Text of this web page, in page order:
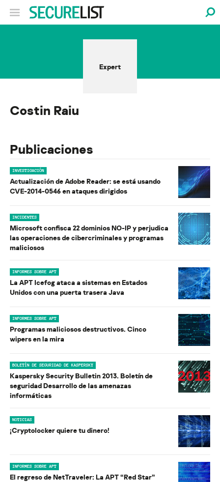
Expert
Costin Raiu
Publicaciones
INVESTIGACIÓN
Actualización de Adobe Reader: se está usando
CVE-2014-0546 en ataques dirigidos
INCIDENTES
Microsoft confisca 22 dominios NO-IP y perjudica
las operaciones de cibercriminales y programas
maliciosos
INFORMES SOBRE APT
La APT Icefog ataca a sistemas en Estados
Unidos con una puerta trasera Java
INFORMES SOBRE APT
Programas maliciosos destructivos. Cinco
wipers en la mira
BOLETÍN DE SEGURIDAD DE KASPERSKY
Kaspersky Security Bulletin 2013. Boletín de
seguridad Desarrollo de las amenazas
informáticas
NOTICIAS
¡Cryptolocker quiere tu dinero!
INFORMES SOBRE APT
El regreso de NetTraveler: La APT “Red Star”